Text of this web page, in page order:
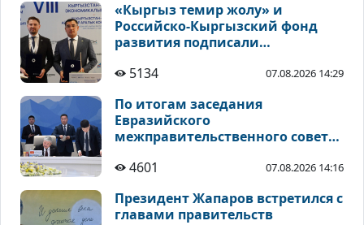
«Кыргыз темир жолу» и
Российско-Кыргызский фонд
развития подписали
инвестиционным проектам
5134 07.08.2026 14:29
По итогам заседания
Евразийского
межправительственного совета
4601
07.08.2026 14:16
Президент Жапаров встретился с
главами правительств